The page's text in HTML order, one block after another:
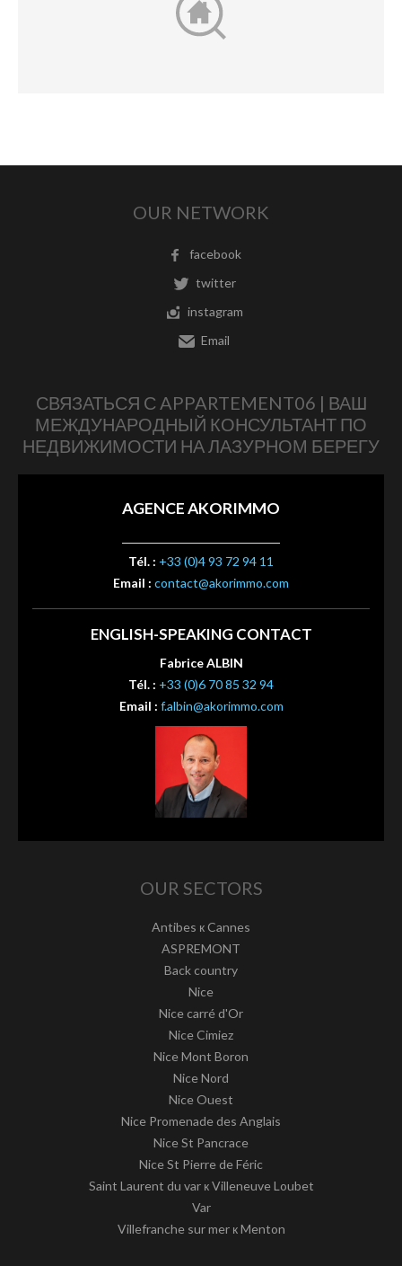
OUR NETWORK
facebook
twitter
instagram
Email
СВЯЗАТЬСЯ С APPARTEMENT06 | ВАШ
МЕЖДУНАРОДНЫЙ КОНСУЛЬТАНТ ПО
НЕДВИЖИМОСТИ НА ЛАЗУРНОМ БЕРЕГУ
AGENCE AKORIMMO
Tél. : +33 (0)4 93 72 94 11
Email : contact@akorimmo.com
ENGLISH-SPEAKING CONTACT
Fabrice ALBIN
Tél. : +33 (0)6 70 85 32 94
Email : f.albin@akorimmo.com
OUR SECTORS
Antibes к Cannes
ASPREMONT
Back country
Nice
Nice carré d'Or
Nice Cimiez
Nice Mont Boron
Nice Nord
Nice Ouest
Nice Promenade des Anglais
Nice St Pancrace
Nice St Pierre de Féric
Saint Laurent du var к Villeneuve Loubet
Var
Villefranche sur mer к Menton